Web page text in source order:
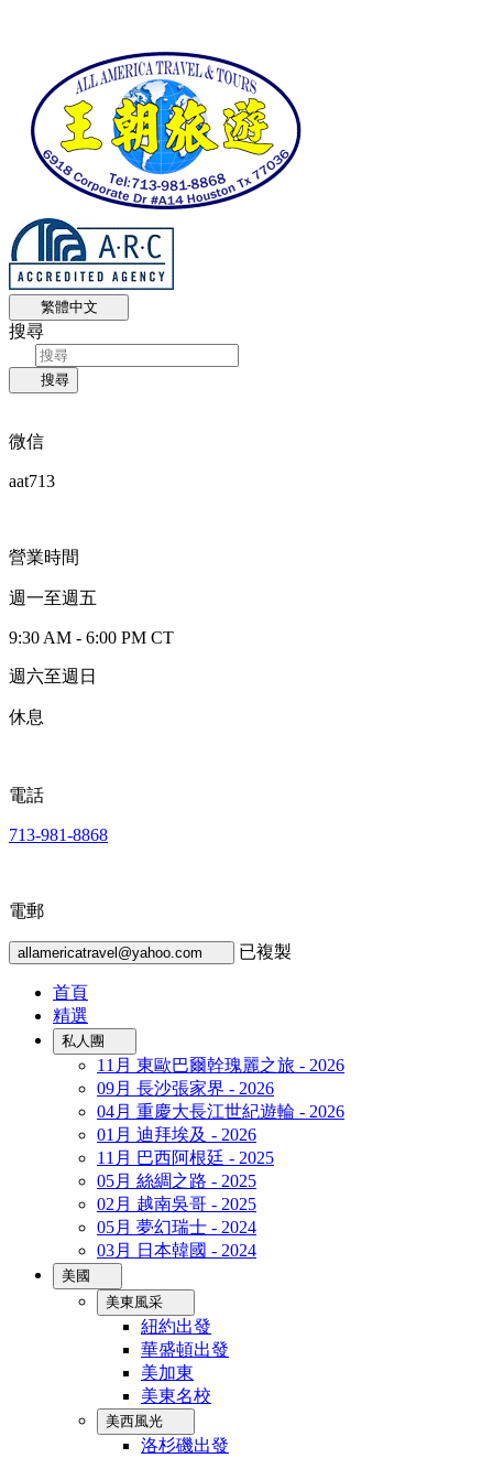
繁體中文
搜尋
搜尋
微信
aat713
營業時間
週一至週五
9:30 AM - 6:00 PM CT
週六至週日
休息
電話
713-981-8868
電郵
allamericatravel@yahoo.com 已複製
首頁
精選
私人團
11月 東歐巴爾幹瑰麗之旅 - 2026
09月 長沙張家界 - 2026
04月 重慶大長江世紀遊輪 - 2026
01月 迪拜埃及 - 2026
11月 巴西阿根廷 - 2025
05月 絲綢之路 - 2025
02月 越南吳哥 - 2025
05月 夢幻瑞士 - 2024
03月 日本韓國 - 2024
美國
美東風采
紐約出發
華盛頓出發
美加東
美東名校
美西風光
洛杉磯出發